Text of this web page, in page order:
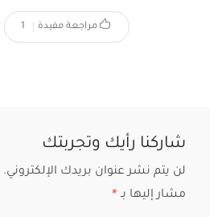
مراجعة مفيدة 1
شاركنا رأيك وتجربتك
لن يتم نشر عنوان بريدك الإلكتروني.
مشار إليها بـ *